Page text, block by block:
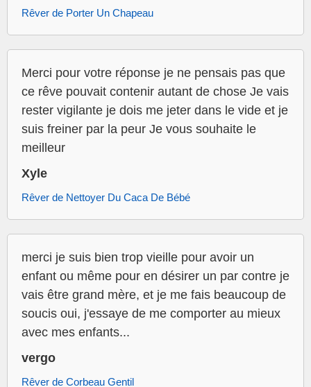
Rêver de Porter Un Chapeau
Merci pour votre réponse je ne pensais pas que
ce rêve pouvait contenir autant de chose Je vais
rester vigilante je dois me jeter dans le vide et je
suis freiner par la peur Je vous souhaite le
meilleur
Xyle
Rêver de Nettoyer Du Caca De Bébé
merci je suis bien trop vieille pour avoir un
enfant ou même pour en désirer un par contre je
vais être grand mère, et je me fais beaucoup de
soucis oui, j'essaye de me comporter au mieux
avec mes enfants...
vergo
Rêver de Corbeau Gentil